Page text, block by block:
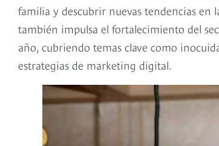
familia y descubrir nuevas tendencias en
también impulsa el fortalecimiento del
año, cubriendo temas clave como
estrategias de marketing digital.